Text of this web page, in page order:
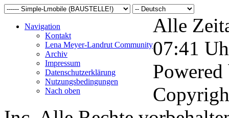
Navigation
Kontakt
Lena Meyer-Landrut Community
Archiv
Impressum
Datenschutzerklärung
Nutzungsbedingungen
Nach oben
Alle
07:41